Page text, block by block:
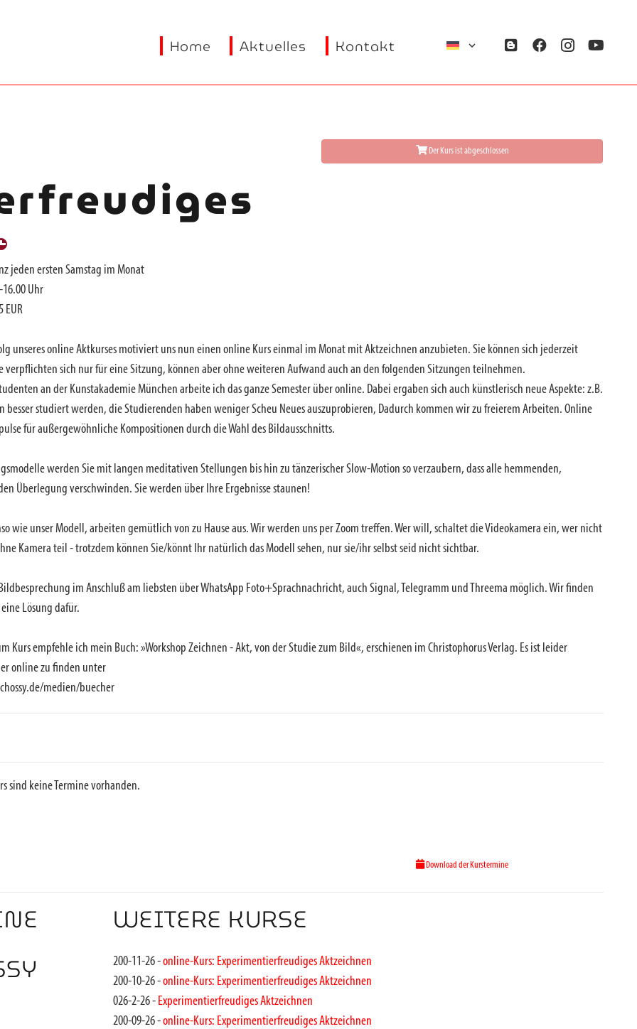
Home Aktuelles Kontakt
Der Kurs ist abgeschlossen
jeden ersten Samstag im Monat
Uhr
EUR
unseres online Aktkurses motiviert uns nun einen online Kurs einmal im Monat mit Aktzeichnen anzubieten. Sie können sich jederzeit
verpflichten sich nur für eine Sitzung, können aber ohne weiteren Aufwand auch an den folgenden Sitzungen teilnehmen.
an der Kunstakademie München arbeite ich das ganze Semester über online. Dabei ergaben sich auch künstlerisch neue Aspekte: z.B.
besser studiert werden, die Studierenden haben weniger Scheu Neues auszuprobieren, Dadurch kommen wir zu freierem Arbeiten. Online
für außergewöhnliche Kompositionen durch die Wahl des Bildausschnitts.
werden Sie mit langen meditativen Stellungen bis hin zu tänzerischer Slow-Motion so verzaubern, dass alle hemmenden,
Überlegung verschwinden. Sie werden über Ihre Ergebnisse staunen!
wie unser Modell, arbeiten gemütlich von zu Hause aus. Wir werden uns per Zoom treffen. Wer will, schaltet die Videokamera ein, wer nicht
Kamera teil - trotzdem können Sie/könnt Ihr natürlich das Modell sehen, nur sie/ihr selbst seid nicht sichtbar.
im Anschluß am liebsten über WhatsApp Foto+Sprachnachricht, auch Signal, Telegramm und Threema möglich. Wir finden
Lösung dafür.
Kurs empfehle ich mein Buch: »Workshop Zeichnen - Akt, von der Studie zum Bild«, erschienen im Christophorus Verlag. Es ist leider
online zu finden unter
medien/buecher
sind keine Termine vorhanden.
Download der Kurstermine
WEITERE KURSE
200-11-26 -online-Kurs: Experimentierfreudiges Aktzeichnen
200-10-26 -online-Kurs: Experimentierfreudiges Aktzeichnen
026-2-26 - Experimentierfreudiges Aktzeichnen
200-09-26 -online-Kurs: Experimentierfreudiges Aktzeichnen